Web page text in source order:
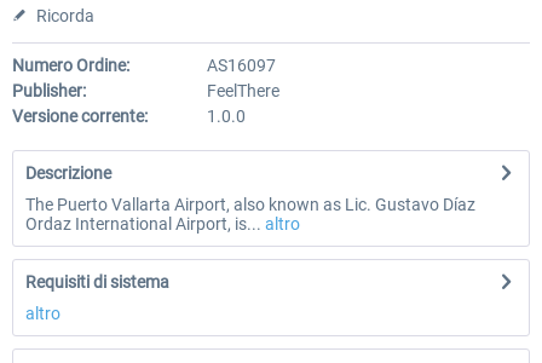
Ricorda
Numero Ordine:
AS16097
Publisher:
FeelThere
Versione corrente:
1.0.0
Descrizione
The Puerto Vallarta Airport, also known as Lic. Gustavo Díaz
Ordaz International Airport, is... altro
Requisiti di sistema
altro